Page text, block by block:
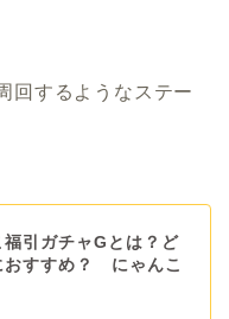
回するようなステー
福引ガチャGとは？ど
おすすめ？ にゃんこ